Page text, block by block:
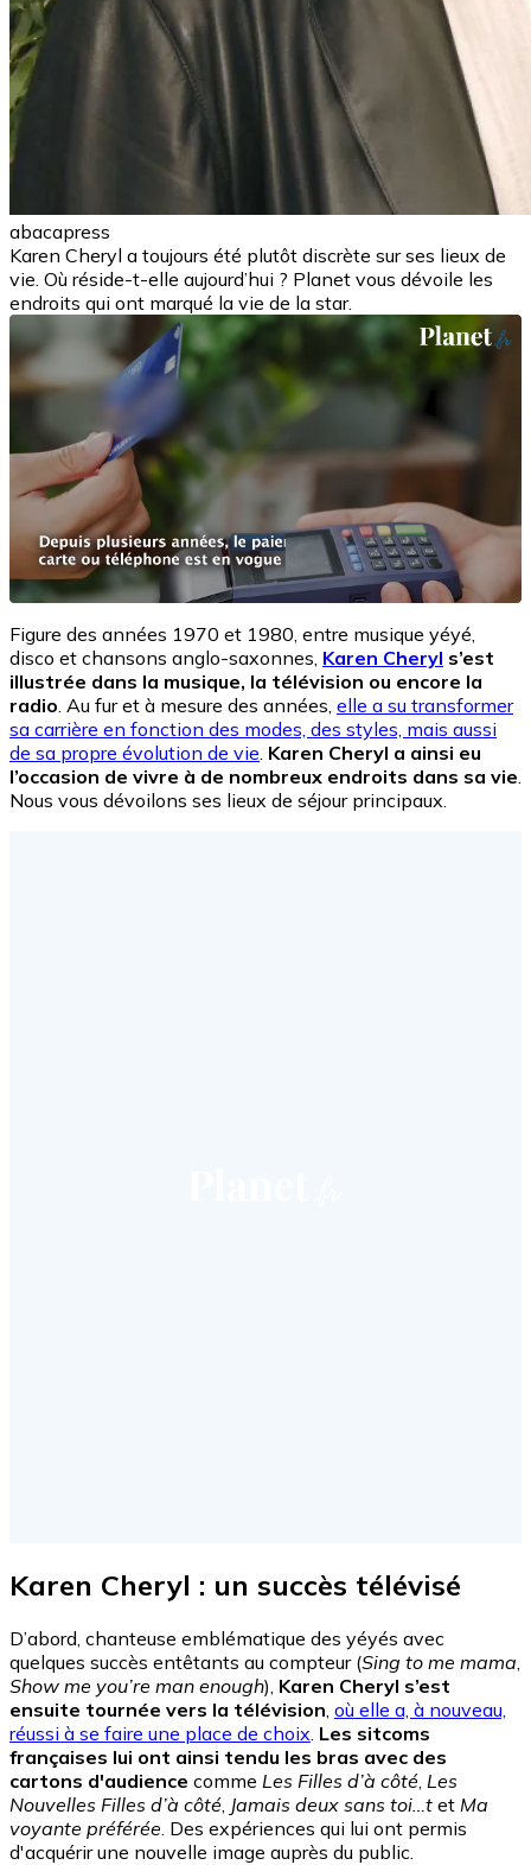
abacapress
Karen Cheryl a toujours été plutôt discrète sur ses lieux de
vie. Où réside-t-elle aujourd’hui ? Planet vous dévoile les
endroits qui ont marqué la vie de la star.
Figure des années 1970 et 1980, entre musique yéyé,
disco et chansons anglo-saxonnes, Karen Cheryl s’est
illustrée dans la musique, la télévision ou encore la
radio . Au fur et à mesure des années, elle a su transformer
sa carrière en fonction des modes, des styles, mais aussi
de sa propre évolution de vie Karen Cheryl a ainsi eu
l’occasion de vivre à de nombreux endroits dans sa vie
Nous vous dévoilons ses lieux de séjour principaux.
Karen Cheryl : un succès télévisé
D’abord, chanteuse emblématique des yéyés avec
quelques succès entêtants au compteur (Sing to me mama
Show me you’re man enough), Karen Cheryl s’est
ensuite tournée vers la télévision où elle a, à nouveau,
réussi à se faire une place de choix Les sitcoms
françaises lui ont ainsi tendu les bras avec des
cartons d'audience comme Les Filles d’à côté Les
Nouvelles Filles d’à côté Jamais deux sans toi…t et Ma
voyante préférée . Des expériences qui lui ont permis
d'acquérir une nouvelle image auprès du public.